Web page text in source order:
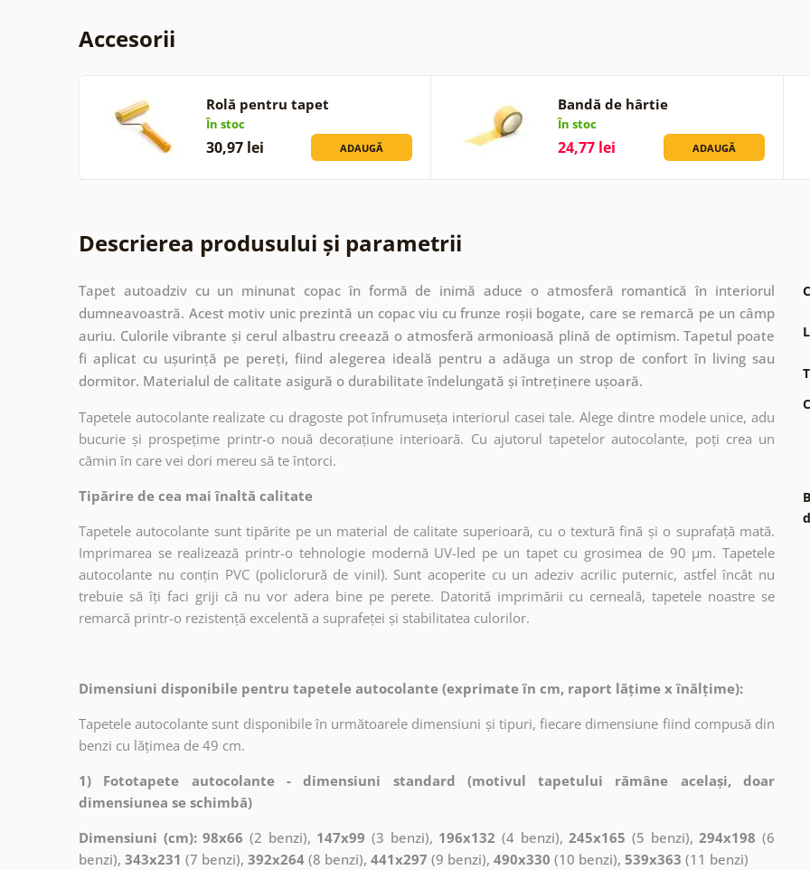
Accesorii
Rolă pentru tapet
În stoc
30,97 lei ADAUGĂ
Bandă de hârtie
În stoc
24,77 lei ADAUGĂ
Descrierea produsului și parametrii
Tapet autoadziv cu un minunat copac în formă de inimă aduce o atmosferă romantică în interiorul
dumneavoastră. Acest motiv unic prezintă un copac viu cu frunze roșii bogate, care se remarcă pe un câmp
auriu. Culorile vibrante și cerul albastru creează o atmosferă armonioasă plină de optimism. Tapetul poate
fi aplicat cu ușurință pe pereți, fiind alegerea ideală pentru a adăuga un strop de confort în living sau
dormitor. Materialul de calitate asigură o durabilitate îndelungată și întreținere ușoară.
Tapetele autocolante realizate cu dragoste pot înfrumuseța interiorul casei tale. Alege dintre modele unice, adu
bucurie și prospețime printr-o nouă decorațiune interioară. Cu ajutorul tapetelor autocolante, poți crea un
cămin în care vei dori mereu să te întorci.
Tipărire de cea mai înaltă calitate
Tapetele autocolante sunt tipărite pe un material de calitate superioară, cu o textură fină și o suprafață mată.
Imprimarea se realizează printr-o tehnologie modernă UV-led pe un tapet cu grosimea de 90 µm. Tapetele
autocolante nu conțin PVC (policlorură de vinil). Sunt acoperite cu un adeziv acrilic puternic, astfel încât nu
trebuie să îți faci griji că nu vor adera bine pe perete. Datorită imprimării cu cerneală, tapetele noastre se
remarcă printr-o rezistență excelentă a suprafeței și stabilitatea culorilor.
Dimensiuni disponibile pentru tapetele autocolante (exprimate în cm, raport lățime x înălțime):
Tapetele autocolante sunt disponibile în următoarele dimensiuni și tipuri, fiecare dimensiune fiind compusă din
benzi cu lățimea de 49 cm.
1) Fototapete autocolante - dimensiuni standard (motivul tapetului rămâne același, doar
dimensiunea se schimbă)
Dimensiuni (cm): 98x66 (2 benzi), 147x99 (3 benzi), 196x132 (4 benzi),245x165 (5 benzi),294x198 (6
benzi), 343x231 (7 benzi), 392x264 (8 benzi), 441x297 (9 benzi), 490x330 (10 benzi), 539x363 (11 benzi)